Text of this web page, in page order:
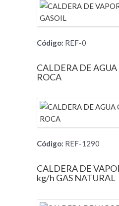
Código: REF-0
CALDERA DE
ROCA
Código: REF-1290
CALDERA DE
kg/h GAS NATURAL